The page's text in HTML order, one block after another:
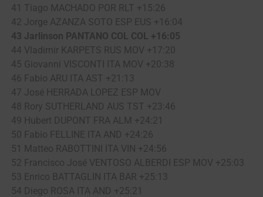
41 Tiago MACHADO POR RLT +15:26
42 Jorge AZANZA SOTO ESP EUS +16:04
43 Jarlinson PANTANO COL COL +16:05
44 Vladimir KARPETS RUS MOV +17:20
45 Giovanni VISCONTI ITA MOV +20:38
46 Fabio ARU ITA AST +21:13
47 José HERRADA LOPEZ ESP MOV
48 Rory SUTHERLAND AUS TST +23:46
49 Hubert DUPONT FRA ALM +24:21
50 Fabio FELLINE ITA AND +24:26
51 Matteo RABOTTINI ITA VIN +24:56
52 Francisco José VENTOSO ALBERDI ESP MOV +25:03
53 Enrico BATTAGLIN ITA BAR +25:13
54 Diego ROSA ITA AND +25:21